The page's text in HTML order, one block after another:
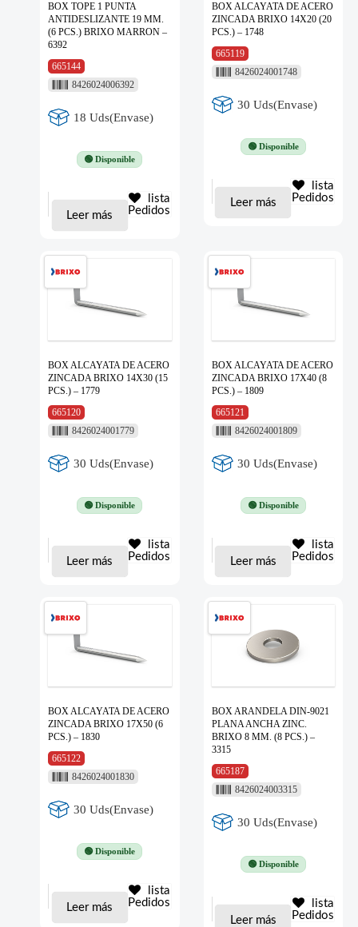
BOX TOPE 1 PUNTA
ANTIDESLIZANTE 19 MM.
(6 PCS.) BRIXO MARRON –
6392
665144
8426024006392
18 Uds(Envase)
🟢 Disponible
Leer más
lista
Pedidos
BOX ALCAYATA DE ACERO
ZINCADA BRIXO 14X20 (20
PCS.) – 1748
665119
8426024001748
30 Uds(Envase)
🟢 Disponible
Leer más
lista
Pedidos
BOX ALCAYATA DE ACERO
ZINCADA BRIXO 14X30 (15
PCS.) – 1779
665120
8426024001779
30 Uds(Envase)
🟢 Disponible
Leer más
lista
Pedidos
BOX ALCAYATA DE ACERO
ZINCADA BRIXO 17X40 (8
PCS.) – 1809
665121
8426024001809
30 Uds(Envase)
🟢 Disponible
Leer más
lista
Pedidos
BOX ALCAYATA DE ACERO
ZINCADA BRIXO 17X50 (6
PCS.) – 1830
665122
8426024001830
30 Uds(Envase)
🟢 Disponible
Leer más
lista
Pedidos
BOX ARANDELA DIN-9021
PLANA ANCHA ZINC.
BRIXO 8 MM. (8 PCS.) –
3315
665187
8426024003315
30 Uds(Envase)
🟢 Disponible
Leer más
lista
Pedidos